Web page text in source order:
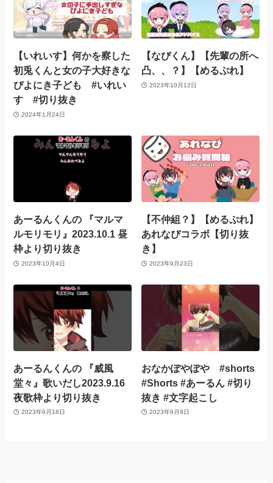
【いれいす】何かを察した
初兎くんと女の子大好きな
ぴよにき子ども #いれい
す #切り抜き
2024年1月24日
【なぴくん】【先輩の所へ
凸、、？】【めるぷれ】
2023年10月12日
あーるんくんの 『マルマ
ルモリモリ』2023.10.1 昼
枠より切り抜き
2023年10月4日
【不仲組？】【めるぷれ】
あれなぴコラボ【切り抜
き】
2023年9月23日
あーるんくんの 『威風
堂々』歌いだし2023.9.16
夜歌枠より切り抜き
2023年9月18日
おなかぽやぽや #shorts
#Shorts #あーるん #切り
抜き #文字起こし
2023年9月9日